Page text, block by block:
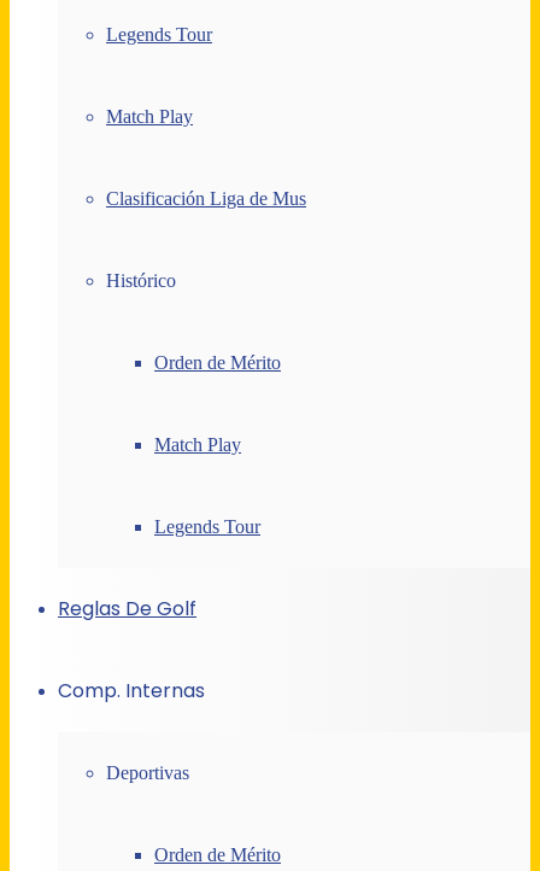
Legends Tour
Match Play
Clasificación Liga de Mus
Histórico
Orden de Mérito
Match Play
Legends Tour
Reglas De Golf
Comp. Internas
Deportivas
Orden de Mérito